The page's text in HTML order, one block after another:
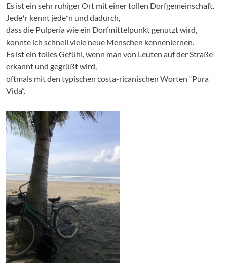
Es ist ein sehr ruhiger Ort mit einer tollen Dorfgemeinschaft.
Jede*r kennt jede*n und dadurch,
dass die Pulpería wie ein Dorfmittelpunkt genutzt wird,
konnte ich schnell viele neue Menschen kennenlernen.
Es ist ein tolles Gefühl, wenn man von Leuten auf der Straße
erkannt und gegrüßt wird,
oftmals mit den typischen costa-ricanischen Worten “Pura
Vida”.